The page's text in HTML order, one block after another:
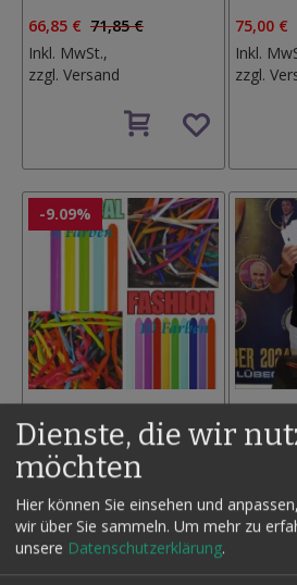
66,85 € 71,85 €
Inkl. MwSt.,
zzgl. Versand
den
75,00 €
Inkl.
zzgl.
-9.09%
MODELLIERBALLONS
SEMPERTEX, 260ER, 11
TÜTEN
135,00 €
148,50 €
Inkl. MwSt.,
zzgl. Versand
Inkl.
zzgl.
Dienste, die wir
möchten
Hier können Sie einsehen und
wir über Sie sammeln. Um mehr zu
unsere Datenschutzerklärung.